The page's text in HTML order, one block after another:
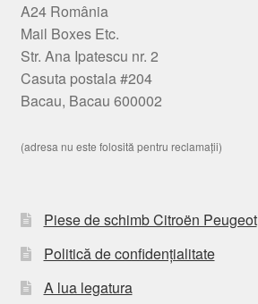
A24 România
Mail Boxes Etc.
Str. Ana Ipatescu nr. 2
Casuta postala #204
Bacau, Bacau 600002
(adresa nu este folosită pentru reclamații)
Piese de schimb Citroën Peugeot
Politică de confidențialitate
A lua legatura